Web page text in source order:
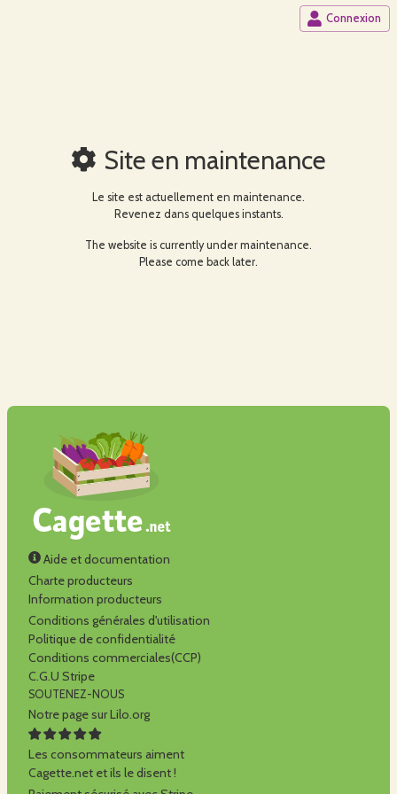
Connexion
Site en maintenance
Le site est actuellement en maintenance.
Revenez dans quelques instants.
The website is currently under maintenance.
Please come back later.
Aide et documentation
Charte producteurs
Information producteurs
Conditions générales d'utilisation
Politique de confidentialité
Conditions commerciales(CCP)
C.G.U Stripe
SOUTENEZ-NOUS
Notre page sur Lilo.org
Les consommateurs aiment
Cagette.net et ils le disent !